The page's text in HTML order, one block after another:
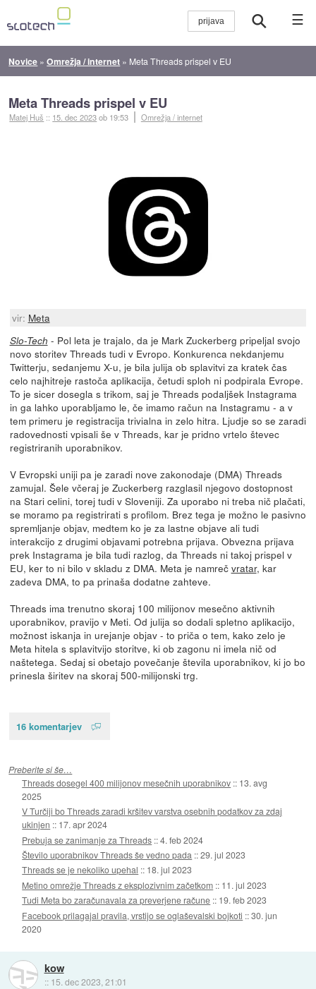
☰
Novice »Omrežja / internet » Meta Threads prispel v EU
Meta Threads prispel v EU
Matej Huš :: 15. dec 2023ob 19:53 Omrežja / internet
vir: Meta
Slo-Tech - Pol leta je trajalo, da je Mark Zuckerberg pripeljal svojo
novo storitev Threads tudi v Evropo. Konkurenca nekdanjemu
Twitterju, sedanjemu X-u, je bila julija ob splavitvi za kratek čas
celo najhitreje rastoča aplikacija, četudi sploh ni podpirala Evrope.
To je sicer dosegla s trikom, saj je Threads podaljšek Instagrama
in ga lahko uporabljamo le, če imamo račun na Instagramu - a v
tem primeru je registracija trivialna in zelo hitra. Ljudje so se zaradi
radovednosti vpisali še v Threads, kar je pridno vrtelo števec
registriranih uporabnikov.
V Evropski uniji pa je zaradi nove zakonodaje (DMA) Threads
zamujal. Šele včeraj je Zuckerberg razglasil njegovo dostopnost
na Stari celini, torej tudi v Sloveniji. Za uporabo ni treba nič plačati,
se moramo pa registrirati s profilom. Brez tega je možno le pasivno
spremljanje objav, medtem ko je za lastne objave ali tudi
interakcijo z drugimi objavami potrebna prijava. Obvezna prijava
prek Instagrama je bila tudi razlog, da Threads ni takoj prispel v
EU, ker to ni bilo v skladu z DMA. Meta je namreč vratar, kar
zadeva DMA, to pa prinaša dodatne zahteve.
Threads ima trenutno skoraj 100 milijonov mesečno aktivnih
uporabnikov, pravijo v Meti. Od julija so dodali spletno aplikacijo,
možnost iskanja in urejanje objav - to priča o tem, kako zelo je
Meta hitela s splavitvijo storitve, ki ob zagonu ni imela nič od
naštetega. Sedaj si obetajo povečanje števila uporabnikov, ki jo bo
prinesla širitev na skoraj 500-milijonski trg.
16 komentarjev
Preberite si še…
Threads dosegel 400 milijonov mesečnih uporabnikov :: 13. avg
2025
V Turčiji bo Threads zaradi kršitev varstva osebnih podatkov za zdaj
ukinjen :: 17. apr 2024
Prebuja se zanimanje za Threads ::4. feb 2024
Število uporabnikov Threads še vedno pada ::29. jul 2023
Threads se je nekoliko upehal :: 18. jul 2023
Metino omrežje Threads z eksplozivnim začetkom :: 11. jul 2023
Tudi Meta bo zaračunavala za preverjene račune :: 19. feb 2023
Facebook prilagajal pravila, vrstijo se oglaševalski bojkoti ::30. jun
2020
kow
:: 15. dec 2023, 21:01